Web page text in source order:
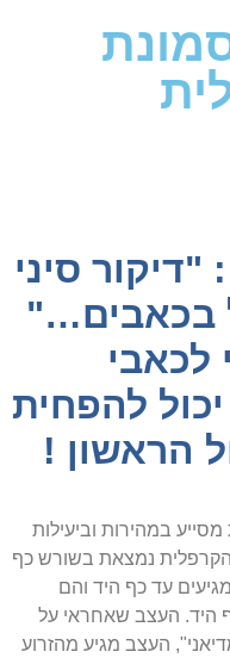
סיני
בכאבים…"
לכאבי
להפחית
הראשון !
במהירות וביעילות
נמצאת בשורש כף
עד כף היד והם
היד. העצב שאחראי על
העצב מגיע מהזרוע